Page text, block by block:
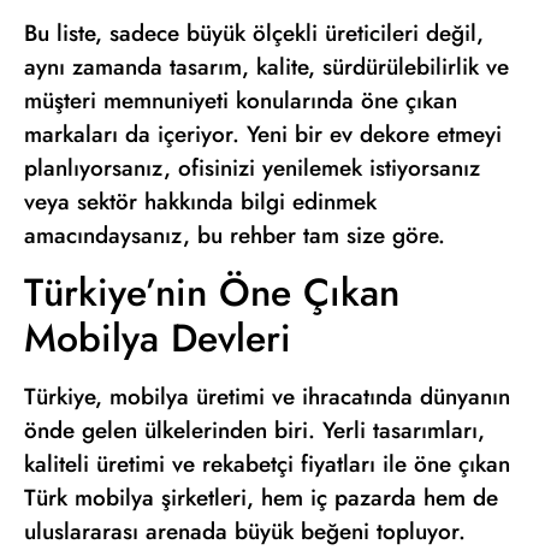
Bu liste, sadece büyük ölçekli üreticileri değil,
aynı zamanda tasarım, kalite, sürdürülebilirlik ve
müşteri memnuniyeti konularında öne çıkan
markaları da içeriyor. Yeni bir ev dekore etmeyi
planlıyorsanız, ofisinizi yenilemek istiyorsanız
veya sektör hakkında bilgi edinmek
amacındaysanız, bu rehber tam size göre.
Türkiye’nin Öne Çıkan
Mobilya Devleri
Türkiye, mobilya üretimi ve ihracatında dünyanın
önde gelen ülkelerinden biri. Yerli tasarımları,
kaliteli üretimi ve rekabetçi fiyatları ile öne çıkan
Türk mobilya şirketleri, hem iç pazarda hem de
uluslararası arenada büyük beğeni topluyor.